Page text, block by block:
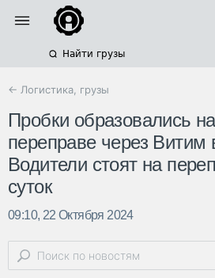
Найти грузы
← Логистика, грузы
Пробки образовались
переправе через Витим
Водители стоят на
суток
09:10, 22 Октября 2024